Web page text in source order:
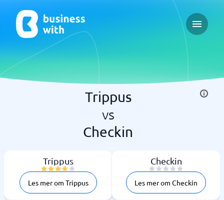
Open
Trippus
vs
Checkin
Trippus
Les mer om Trippus
Checkin
Les mer om Checkin